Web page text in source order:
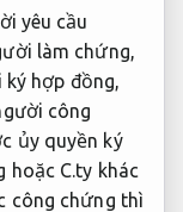
yêu cầu
làm chứng,
hợp đồng,
công
ủy quyền ký
hoặc C.ty khác
công chứng thì